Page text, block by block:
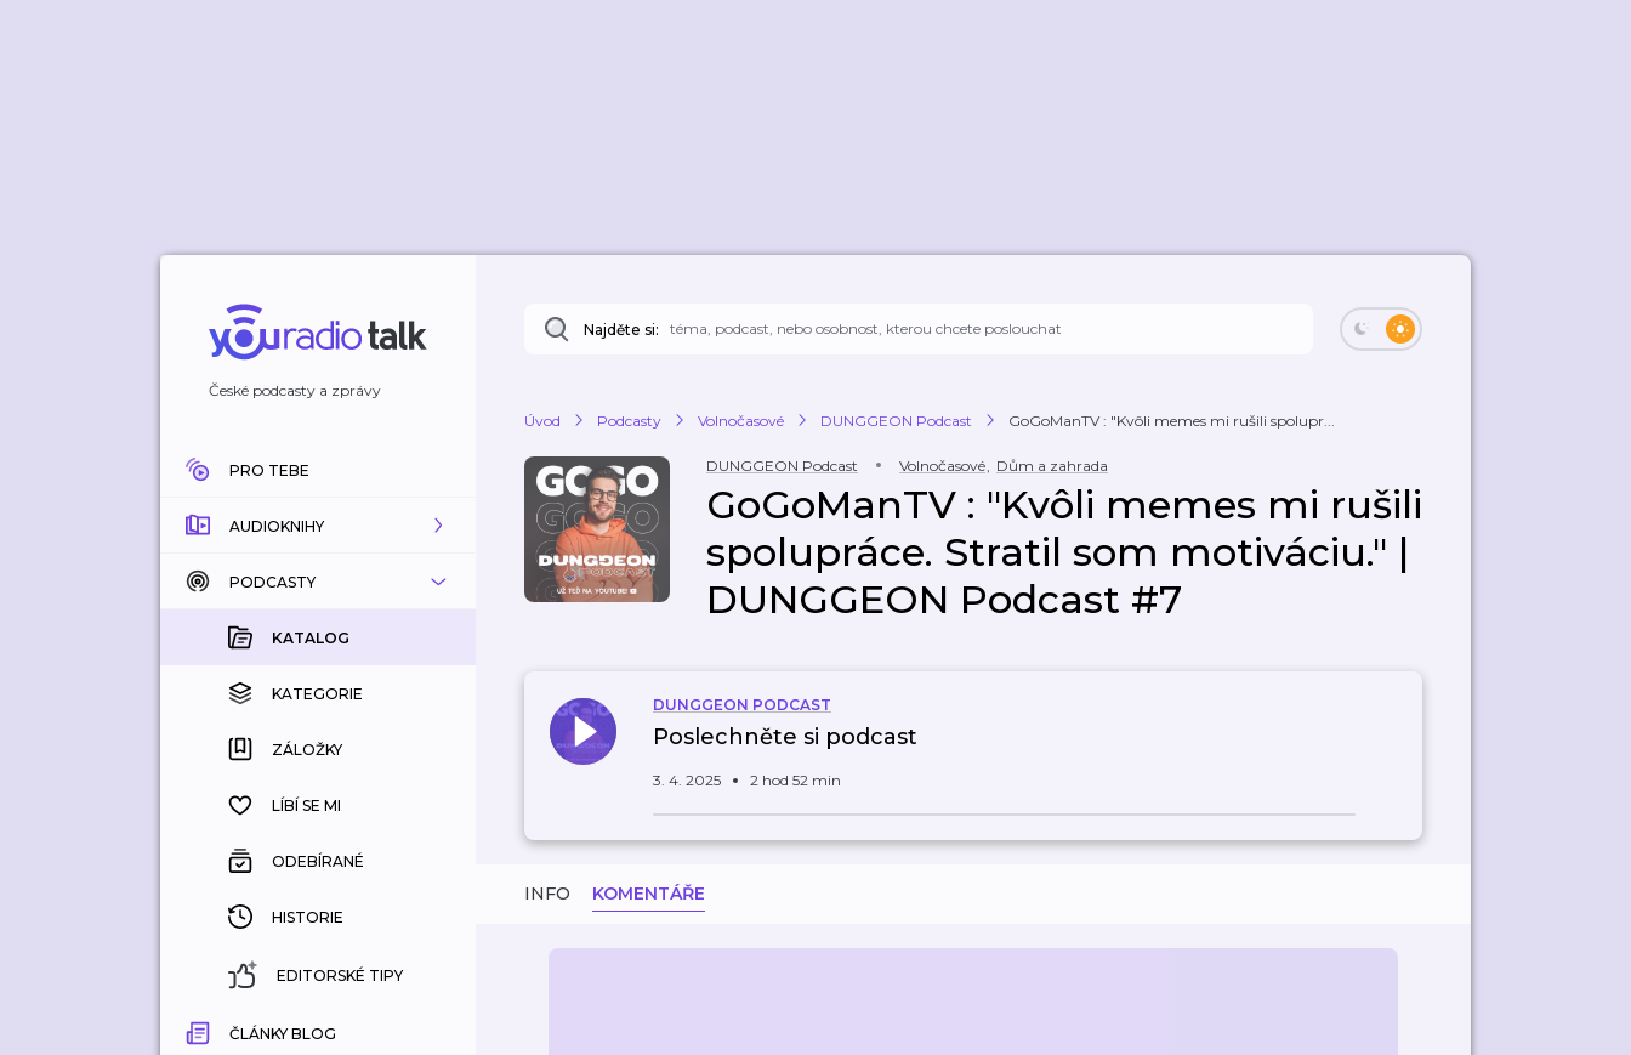
České podcasty a zprávy
PRO TEBE
AUDIOKNIHY
KATALOG
KOUPENÉ
KATEGORIE
ZÁLOŽKY
HISTORIE
PODCASTY
KATALOG
KATEGORIE
ZÁLOŽKY
LÍBÍ SE MI
ODEBÍRANÉ
HISTORIE
EDITORSKÉ TIPY
ČLÁNKY BLOG
Najděte si:
Úvod Podcasty Volnočasové DUNGGEON Podcast GoGoManTV : "Kvôli memes mi rušili spolupr...
DUNGGEON Podcast Volnočasové, Dům a zahrada
GoGoManTV : "Kvôli memes mi rušili
spolupráce. Stratil som motiváciu." |
DUNGGEON Podcast #7
DUNGGEON PODCAST
Poslechněte si podcast
3. 4. 2025 2 hod 52 min
INFO KOMENTÁŘE